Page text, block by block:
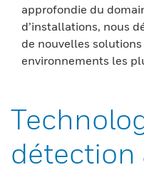
approfondie du
d’installations, nous
de nouvelles
environnements les
détection